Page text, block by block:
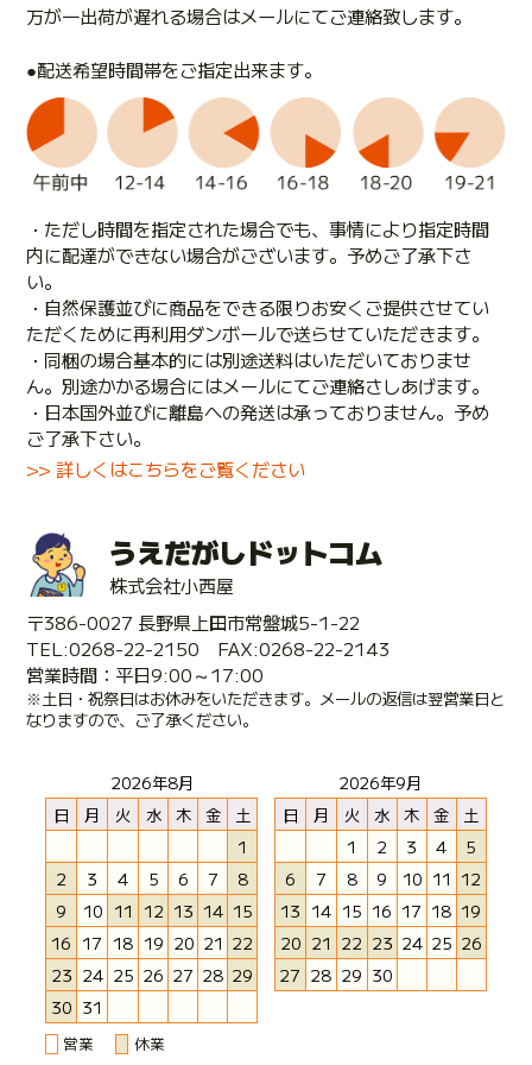
万が一出荷が遅れる場合はメールにてご連絡致します。
●配送希望時間帯をご指定出来ます。
・ただし時間を指定された場合でも、事情により指定時間
内に配達ができない場合がございます。予めご了承下さ
い。
・自然保護並びに商品をできる限りお安くご提供させてい
ただくために再利用ダンボールで送らせていただきます。
・同梱の場合基本的には別途送料はいただいておりませ
ん。別途かかる場合にはメールにてご連絡さしあげます。
・日本国外並びに離島への発送は承っておりません。予め
ご了承下さい。
>> 詳しくはこちらをご覧ください
うえだがしドットコム
株式会社小西屋
〒386-0027 長野県上田市常盤城5-1-22
TEL:0268-22-2150 FAX:0268-22-2143
営業時間：平日9:00～17:00
※土日・祝祭日はお休みをいただきます。メールの返信は翌営業日と
なりますので、ご了承ください。
2026年8月
日
月 火 水 木 金
土
1
2
3 4 5 6 7
8
9
10 11 12 13 14 15
16 17 18 19 20 21 22
23 24 25 26 27 28 29
30 31
2026年9月
日
月 火 水 木 金
土
1
2 3 4
5
6
7 8 9 10 11 12
13 14 15 16 17 18 19
20 21 22 23 24 25 26
27 28 29 30
営業 休業